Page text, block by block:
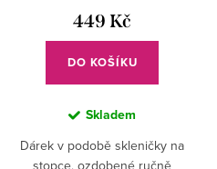
449 Kč
DO KOŠÍKU
Skladem
Dárek v podobě skleničky na